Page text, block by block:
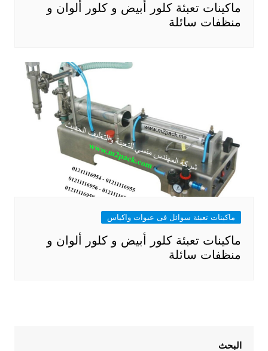
ماكينات تعبئة كلور أبيض و كلور ألوان و
منظفات سائلة
ماكينات تعبئة سوائل فى عبوات واكياس
ماكينات تعبئة كلور أبيض و كلور ألوان و
منظفات سائلة
البحث